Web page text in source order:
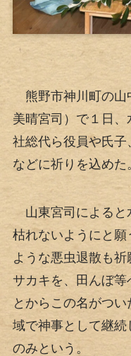
熊野市神川町の山
美晴宮司）で１日
社総代ら役員や氏
などに祈りを込めた
山東宮司によると
枯れないようにと
ような悪虫退散も
サカキを、田んぼ等
とからこの名がつ
域で神事として継
のみという。